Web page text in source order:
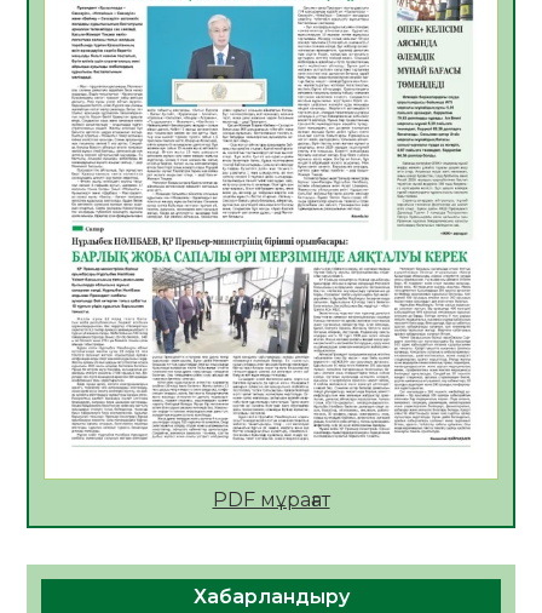
Көкжөтел ауруы туралы
06.08.2026
39
АПВ вакцинасы туралы мәлімет
06.08.2026
39
Open Air: Қызылорда облысы полиция
департаменті 20 мыңнан астам
көрерменнің қауіпсіздігін қамтамасыз етті
06.08.2026
51
ҚЫЗЫЛОРДАДА «САНАЛЫ ҰРПАҚ –
ЖАРҚЫН БОЛАШАҚ» АТТЫ КЕҢЕЙТІЛГЕН
МӘЖІЛІС ӨТТІ
05.08.2026
52
Қазақстан Орталық Азиядағы көшуге ең
азаматтың міндеті
PDF мұрағат
Хабарландыру